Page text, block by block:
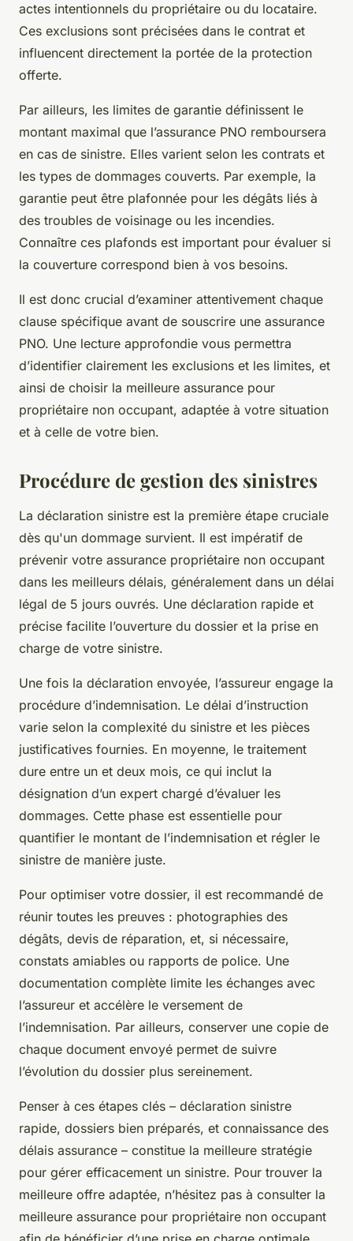
actes intentionnels du propriétaire ou du locataire.
Ces exclusions sont précisées dans le contrat et
influencent directement la portée de la protection
offerte.
Par ailleurs, les limites de garantie définissent le
montant maximal que l’assurance PNO remboursera
en cas de sinistre. Elles varient selon les contrats et
les types de dommages couverts. Par exemple, la
garantie peut être plafonnée pour les dégâts liés à
des troubles de voisinage ou les incendies.
Connaître ces plafonds est important pour évaluer si
la couverture correspond bien à vos besoins.
Il est donc crucial d’examiner attentivement chaque
clause spécifique avant de souscrire une assurance
PNO. Une lecture approfondie vous permettra
d’identifier clairement les exclusions et les limites, et
ainsi de choisir la meilleure assurance pour
propriétaire non occupant, adaptée à votre situation
et à celle de votre bien.
Procédure de gestion des sinistres
La déclaration sinistre est la première étape cruciale
dès qu'un dommage survient. Il est impératif de
prévenir votre assurance propriétaire non occupant
dans les meilleurs délais, généralement dans un délai
légal de 5 jours ouvrés. Une déclaration rapide et
précise facilite l’ouverture du dossier et la prise en
charge de votre sinistre.
Une fois la déclaration envoyée, l’assureur engage la
procédure d’indemnisation. Le délai d’instruction
varie selon la complexité du sinistre et les pièces
justificatives fournies. En moyenne, le traitement
dure entre un et deux mois, ce qui inclut la
désignation d’un expert chargé d’évaluer les
dommages. Cette phase est essentielle pour
quantifier le montant de l’indemnisation et régler le
sinistre de manière juste.
Pour optimiser votre dossier, il est recommandé de
réunir toutes les preuves : photographies des
dégâts, devis de réparation, et, si nécessaire,
constats amiables ou rapports de police. Une
documentation complète limite les échanges avec
l’assureur et accélère le versement de
l’indemnisation. Par ailleurs, conserver une copie de
chaque document envoyé permet de suivre
l’évolution du dossier plus sereinement.
Penser à ces étapes clés – déclaration sinistre
rapide, dossiers bien préparés, et connaissance des
délais assurance – constitue la meilleure stratégie
pour gérer efficacement un sinistre. Pour trouver la
meilleure offre adaptée, n’hésitez pas à consulter la
meilleure assurance pour propriétaire non occupant